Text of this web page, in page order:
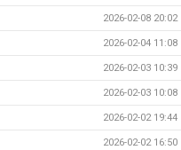
2026-02-08 20:02
2026-02-04 11:08
2026-02-03 10:39
2026-02-03 10:08
2026-02-02 19:44
2026-02-02 16:50